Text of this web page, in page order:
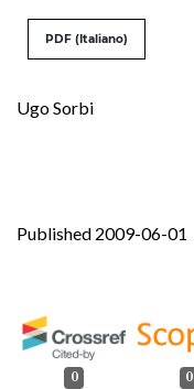
PDF (Italiano)
Ugo Sorbi
Published 2009-06-01
0 0